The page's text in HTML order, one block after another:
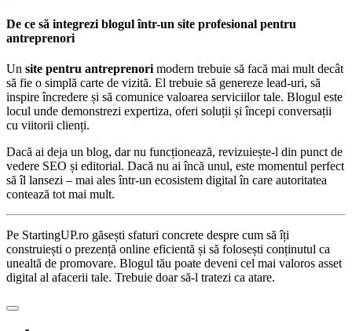
De ce să integrezi blogul într-un site profesional pentru
antreprenori
Un site pentru antreprenori modern trebuie să facă mai mult decât
să fie o simplă carte de vizită. El trebuie să genereze lead-uri, să
inspire încredere și să comunice valoarea serviciilor tale. Blogul este
locul unde demonstrezi expertiza, oferi soluții și începi conversații
cu viitorii clienți.
Dacă ai deja un blog, dar nu funcționează, revizuiește-l din punct de
vedere SEO și editorial. Dacă nu ai încă unul, este momentul perfect
să îl lansezi – mai ales într-un ecosistem digital în care autoritatea
contează tot mai mult.
Pe StartingUP.ro găsești sfaturi concrete despre cum să îți
construiești o prezență online eficientă și să folosești conținutul ca
unealtă de promovare. Blogul tău poate deveni cel mai valoros asset
digital al afacerii tale. Trebuie doar să-l tratezi ca atare.